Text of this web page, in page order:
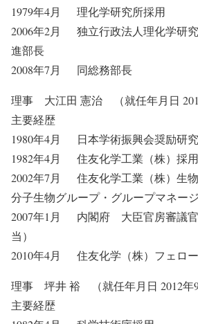
1979年4月 理化学研究所採用
2006年2月 独立行政法人理化学研
進部長
2008年7月 同総務部長
理事 大江田 憲治 （就任年月日
主要経歴
1980年4月 日本学術振興会奨励研
1982年4月 住友化学工業（株）採用
2002年7月 住友化学工業（株）生
分子生物グループ・グループマネー
2007年1月 内閣府 大臣官房審議官
当）
2010年4月 住友化学（株）フェロー
理事 坪井 裕 （就任年月日 2012年9
主要経歴